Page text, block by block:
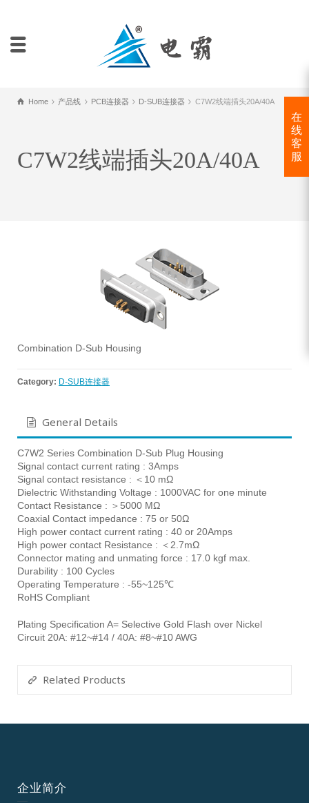
Home 产品线 PCB连接器 D-SUB连接器 C7W2线端插头20A/40A
C7W2线端插头20A/40A
Combination D-Sub Housing
Category: D-SUB连接器
General Details
C7W2 Series Combination D-Sub Plug Housing
Signal contact current rating : 3Amps
Signal contact resistance : ＜10 mΩ
Dielectric Withstanding Voltage : 1000VAC for one minute
Contact Resistance : ＞5000 MΩ
Coaxial Contact impedance : 75 or 50Ω
High power contact current rating : 40 or 20Amps
High power contact Resistance : ＜2.7mΩ
Connector mating and unmating force : 17.0 kgf max.
Durability : 100 Cycles
Operating Temperature : -55~125℃
RoHS Compliant
Plating Specification A= Selective Gold Flash over Nickel
Circuit 20A: #12~#14 / 40A: #8~#10 AWG
Related Products
在
线
客
服
企业简介